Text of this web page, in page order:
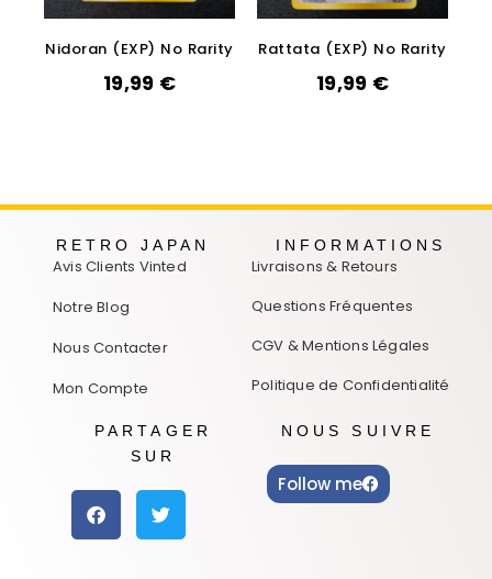
Nidoran (EXP) No Rarity
19,99 €
Rattata (EXP) No Rarity
19,99 €
RETRO JAPAN
Avis Clients Vinted
Notre Blog
Nous Contacter
Mon Compte
INFORMATIONS
Livraisons & Retours
Questions Fréquentes
CGV & Mentions Légales
Politique de Confidentialité
PARTAGER
SUR
NOUS SUIVRE
Follow me